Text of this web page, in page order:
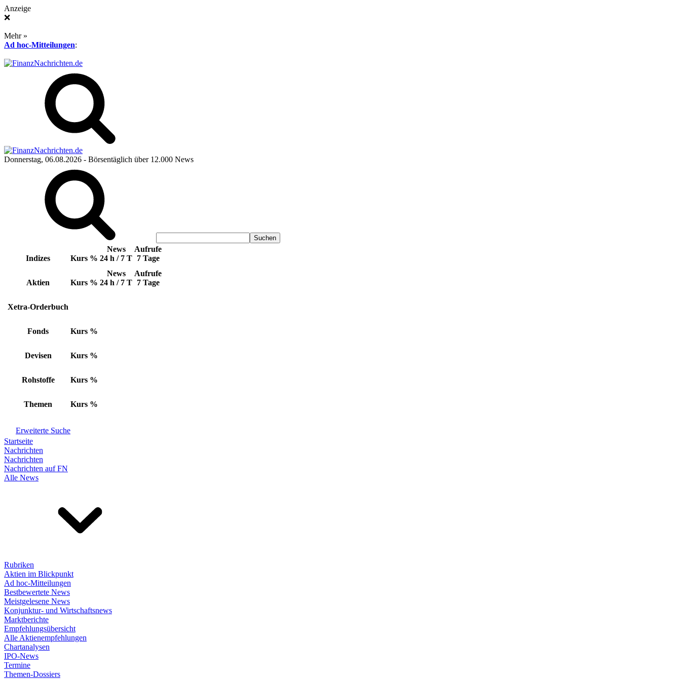
Anzeige
❌
Mehr »
Ad hoc-Mitteilungen:
Donnerstag, 06.08.2026 - Börsentäglich über 12.000 News
Indizes Kurs %
News
24 h / 7 T
Aufrufe
7 Tage
Aktien Kurs %
News
24 h / 7 T
Aufrufe
7 Tage
Xetra-Orderbuch
Fonds Kurs %
Devisen Kurs %
Rohstoffe Kurs %
Themen Kurs %
Erweiterte Suche
Startseite
Nachrichten
Nachrichten
Nachrichten auf FN
Alle News
Rubriken
Aktien im Blickpunkt
Ad hoc-Mitteilungen
Bestbewertete News
Meistgelesene News
Konjunktur- und Wirtschaftsnews
Marktberichte
Empfehlungsübersicht
Alle Aktienempfehlungen
Chartanalysen
IPO-News
Termine
Themen-Dossiers